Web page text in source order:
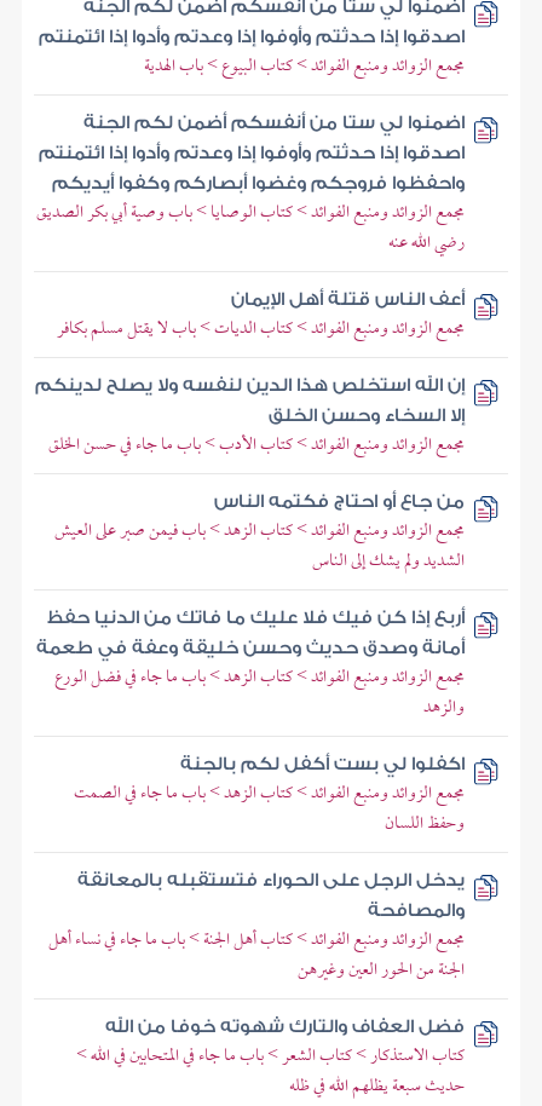
اضمنوا لي ستا من أنفسكم أضمن لكم الجنة
اصدقوا إذا حدثتم وأوفوا إذا وعدتم وأدوا إذا ائتمنتم
مجمع الزوائد ومنبع الفوائد > كتاب البيوع > باب الهدية
اضمنوا لي ستا من أنفسكم أضمن لكم الجنة
اصدقوا إذا حدثتم وأوفوا إذا وعدتم وأدوا إذا ائتمنتم
واحفظوا فروجكم وغضوا أبصاركم وكفوا أيديكم
مجمع الزوائد ومنبع الفوائد > كتاب الوصايا > باب وصية أبي بكر الصديق
رضي الله عنه
أعف الناس قتلة أهل الإيمان
مجمع الزوائد ومنبع الفوائد > كتاب الديات > باب لا يقتل مسلم بكافر
إن الله استخلص هذا الدين لنفسه ولا يصلح لدينكم
إلا السخاء وحسن الخلق
مجمع الزوائد ومنبع الفوائد > كتاب الأدب > باب ما جاء في حسن الخلق
من جاع أو احتاج فكتمه الناس
مجمع الزوائد ومنبع الفوائد > كتاب الزهد > باب فيمن صبر على العيش
الشديد ولم يشك إلى الناس
أربع إذا كن فيك فلا عليك ما فاتك من الدنيا حفظ
أمانة وصدق حديث وحسن خليقة وعفة في طعمة
مجمع الزوائد ومنبع الفوائد > كتاب الزهد > باب ما جاء في فضل الورع
والزهد
اكفلوا لي بست أكفل لكم بالجنة
مجمع الزوائد ومنبع الفوائد > كتاب الزهد > باب ما جاء في الصمت
وحفظ اللسان
يدخل الرجل على الحوراء فتستقبله بالمعانقة
والمصافحة
مجمع الزوائد ومنبع الفوائد > كتاب أهل الجنة > باب ما جاء في نساء أهل
الجنة من الحور العين وغيرهن
فضل العفاف والتارك شهوته خوفا من الله
كتاب الاستذكار > كتاب الشعر > باب ما جاء في المتحابين في الله >
حديث سبعة يظلهم الله في ظله